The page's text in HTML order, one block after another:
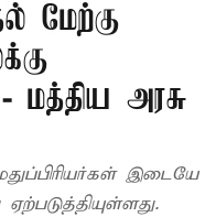
மேற்கு
மத்திய அரசு
இடையே